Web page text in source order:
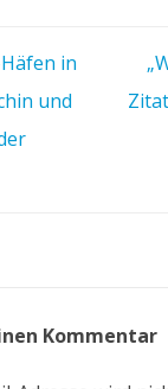
in
und
Kommentar